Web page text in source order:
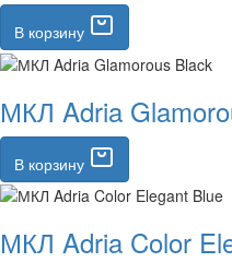
В корзину
МКЛ Adria
В корзину
МКЛ Adria Color